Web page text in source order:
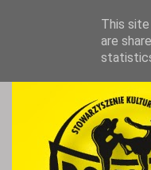
This
are